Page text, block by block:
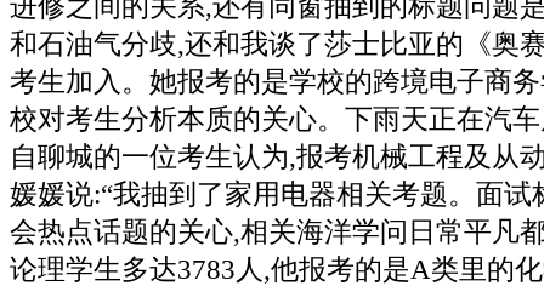
进修之间的关系,还有同窗抽到的标题问题
和石油气分歧,还和我谈了莎士比亚的《奥
考生加入。她报考的是学校的跨境电子商
校对考生分析本质的关心。下雨天正在汽
自聊城的一位考生认为,报考机械工程及从
媛媛说:“我抽到了家用电器相关考题。面试
会热点话题的关心,相关海洋学问日常平凡
论理学生多达3783人,他报考的是A类里的